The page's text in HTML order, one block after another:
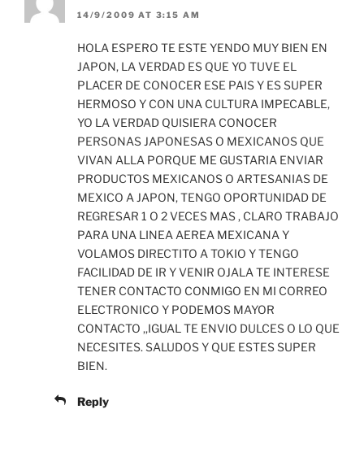
14/9/2009 AT 3:15 AM
HOLA ESPERO TE ESTE YENDO MUY BIEN EN
JAPON, LA VERDAD ES QUE YO TUVE EL
PLACER DE CONOCER ESE PAIS Y ES SUPER
HERMOSO Y CON UNA CULTURA IMPECABLE,
YO LA VERDAD QUISIERA CONOCER
PERSONAS JAPONESAS O MEXICANOS QUE
VIVAN ALLA PORQUE ME GUSTARIA ENVIAR
PRODUCTOS MEXICANOS O ARTESANIAS DE
MEXICO A JAPON, TENGO OPORTUNIDAD DE
REGRESAR 1 O 2 VECES MAS , CLARO TRABAJO
PARA UNA LINEA AEREA MEXICANA Y
VOLAMOS DIRECTITO A TOKIO Y TENGO
FACILIDAD DE IR Y VENIR OJALA TE INTERESE
TENER CONTACTO CONMIGO EN MI CORREO
ELECTRONICO Y PODEMOS MAYOR
CONTACTO ,,IGUAL TE ENVIO DULCES O LO QUE
NECESITES. SALUDOS Y QUE ESTES SUPER
BIEN.
Reply